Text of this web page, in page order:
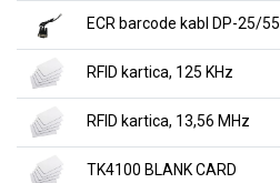
ECR barcode kabl DP-25/55
RFID kartica, 125 KHz
RFID kartica, 13,56 MHz
TK4100 BLANK CARD